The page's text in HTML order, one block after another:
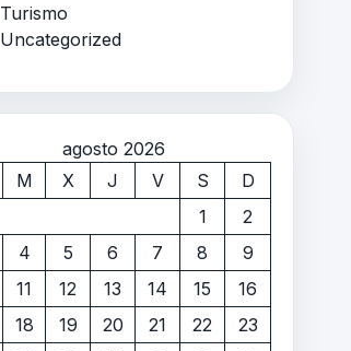
Turismo
Uncategorized
agosto 2026
M X J V S
D
1
2
4 5 6 7 8
9
11 12 13 14 15
16
18 19 20 21 22
23